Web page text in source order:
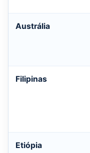
Austrália
Filipinas
Etiópia